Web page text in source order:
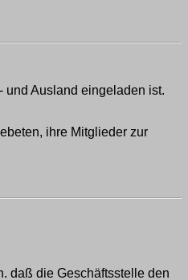
und Ausland eingeladen ist.
ihre Mitglieder zur
daß die Geschäftsstelle den